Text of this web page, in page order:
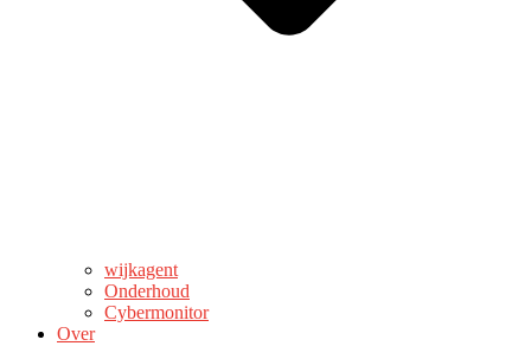
wijkagent
Onderhoud
Cybermonitor
Over